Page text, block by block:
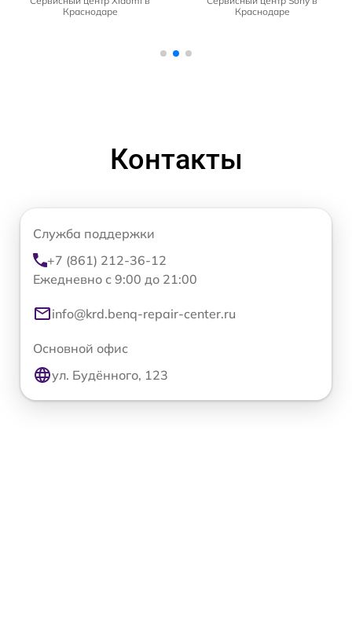
Краснодаре
Краснодаре
Контакты
Служба поддержки
+7 (861) 212-36-12
Ежедневно с 9:00 до 21:00
info@krd.benq-repair-center.ru
Основной офис
ул. Будённого, 123